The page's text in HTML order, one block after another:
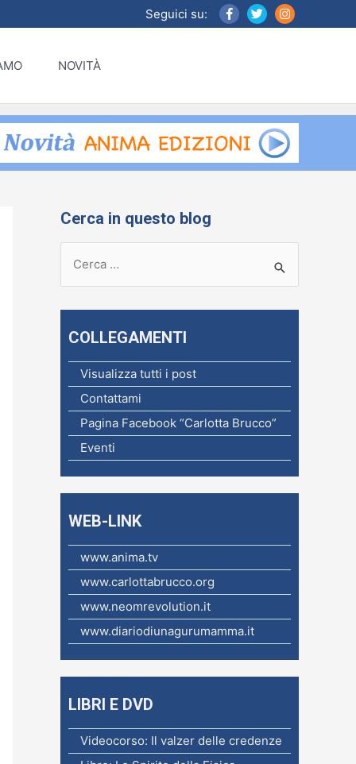
Seguici su:
NOVITÀ
Cerca in questo blog
:
COLLEGAMENTI
Visualizza tutti i post
Contattami
Pagina Facebook “Carlotta Brucco”
Eventi
WEB-LINK
www.anima.tv
www.carlottabrucco.org
www.neomrevolution.it
www.diariodiunagurumamma.it
LIBRI E DVD
Videocorso: Il valzer delle credenze